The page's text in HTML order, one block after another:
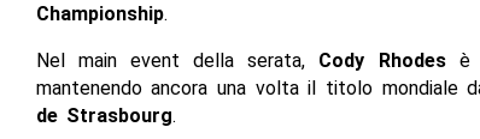
Championship.
Nel main event della serata, Cody Rhodesè
mantenendo ancora una volta il titolo mondiale
de Strasbourg.